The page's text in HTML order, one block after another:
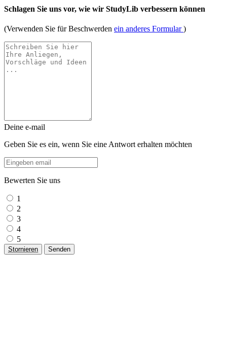
Schlagen Sie uns vor, wie wir StudyLib verbessern können
(Verwenden Sie für Beschwerden ein anderes Formular)
Deine e-mail
Geben Sie es ein, wenn Sie eine Antwort erhalten möchten
Bewerten Sie uns
1
2
3
4
5
Stornieren Senden